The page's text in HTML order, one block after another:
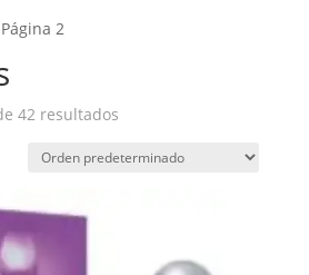
2
42 resultados